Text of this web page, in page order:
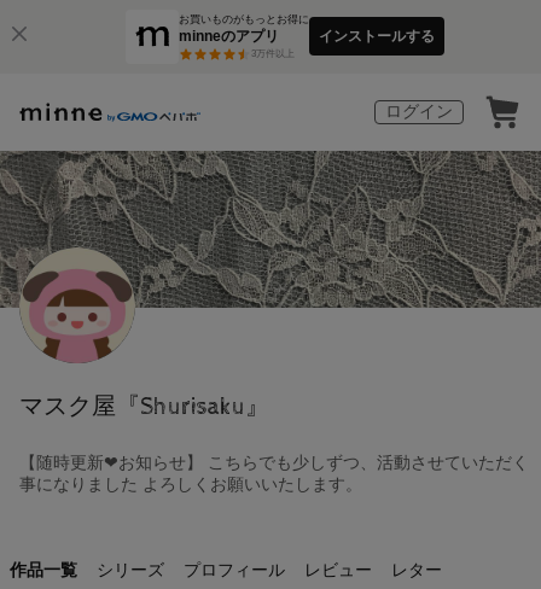
お買いものがもっとお得に
minneのアプリ
3万件以上
インストールする
ログイン
マスク屋『Shurisaku』
【随時更新❤︎お知らせ】 こちらでも少しずつ、活動させていただく
事になりました よろしくお願いいたします。
作品一覧 シリーズ プロフィール レビュー レター